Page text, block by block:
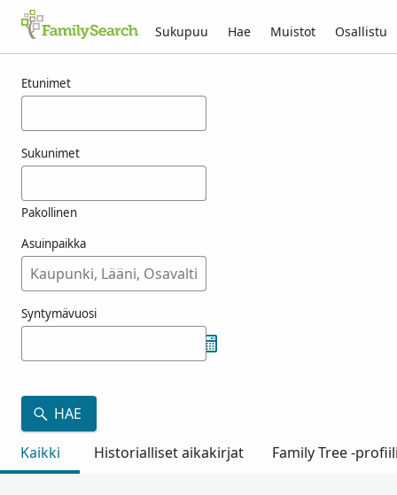
Sukupuu Hae Muistot Osallistu
Etunimet
Sukunimet
Pakollinen
Asuinpaikka
Syntymävuosi
HAE
Kaikki
Historialliset aikakirjat Family Tree -